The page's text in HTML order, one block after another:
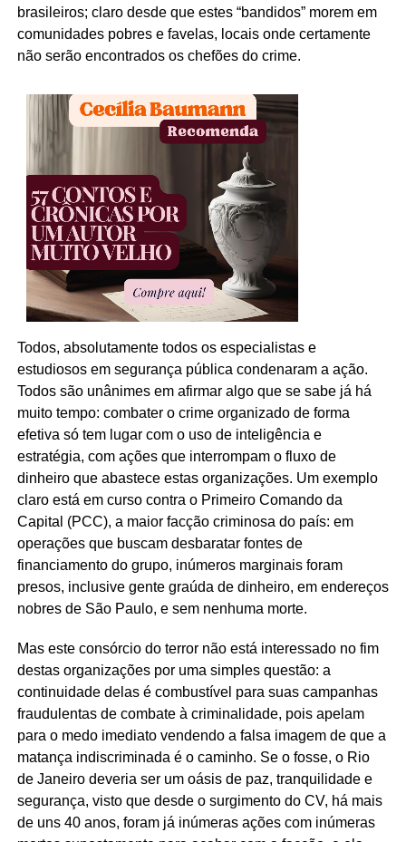
brasileiros; claro desde que estes “bandidos” morem em
comunidades pobres e favelas, locais onde certamente
não serão encontrados os chefões do crime.
Todos, absolutamente todos os especialistas e
estudiosos em segurança pública condenaram a ação.
Todos são unânimes em afirmar algo que se sabe já há
muito tempo: combater o crime organizado de forma
efetiva só tem lugar com o uso de inteligência e
estratégia, com ações que interrompam o fluxo de
dinheiro que abastece estas organizações. Um exemplo
claro está em curso contra o Primeiro Comando da
Capital (PCC), a maior facção criminosa do país: em
operações que buscam desbaratar fontes de
financiamento do grupo, inúmeros marginais foram
presos, inclusive gente graúda de dinheiro, em endereços
nobres de São Paulo, e sem nenhuma morte.
Mas este consórcio do terror não está interessado no fim
destas organizações por uma simples questão: a
continuidade delas é combustível para suas campanhas
fraudulentas de combate à criminalidade, pois apelam
para o medo imediato vendendo a falsa imagem de que a
matança indiscriminada é o caminho. Se o fosse, o Rio
de Janeiro deveria ser um oásis de paz, tranquilidade e
segurança, visto que desde o surgimento do CV, há mais
de uns 40 anos, foram já inúmeras ações com inúmeras